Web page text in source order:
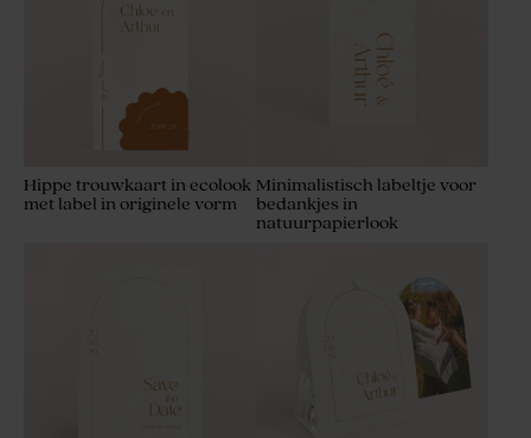
Hippe trouwkaart in ecolook
met label in originele vorm
Minimalistisch labeltje voor
bedankjes in
natuurpapierlook